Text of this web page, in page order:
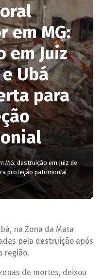
em MG:
em Juiz
Ubá
para
MG: destruição em Juiz de
proteção patrimonial
na Zona da Mata
pela destruição após
região.
de mortes, deixou